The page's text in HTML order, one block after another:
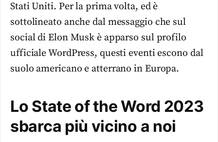
Stati Uniti. Per la prima volta, ed è
sottolineato anche dal messaggio che sul
social di Elon Musk è apparso sul profilo
ufficiale WordPress, questi eventi escono dal
suolo americano e atterrano in Europa.
Lo State of the Word 2023
sbarca più vicino a noi